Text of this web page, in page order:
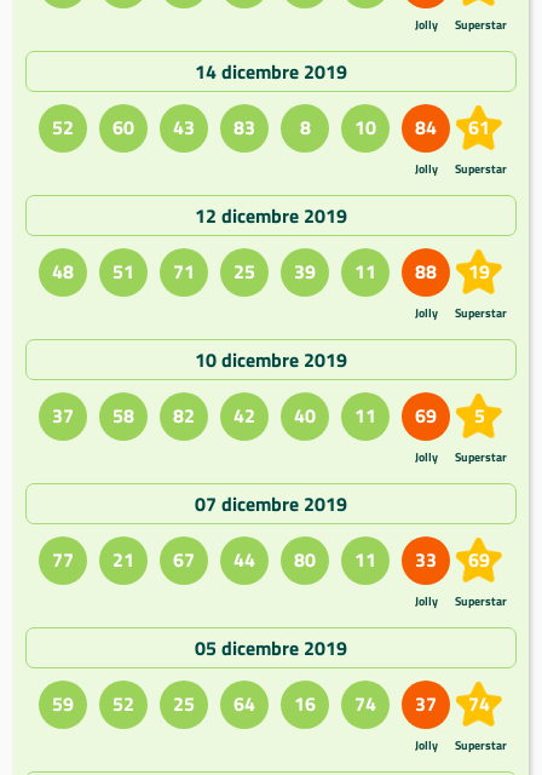
Jolly Superstar
14 dicembre 2019
52
60 43 83 8 10 84
Jolly
61
Superstar
12 dicembre 2019
48
51 71 25 39 11 88
Jolly
19
Superstar
10 dicembre 2019
37
58 82 42 40 11 69
Jolly
5
Superstar
07 dicembre 2019
77
21 67 44 80 11 33
Jolly
69
Superstar
05 dicembre 2019
59
52 25 64 16 74 37
Jolly
74
Superstar